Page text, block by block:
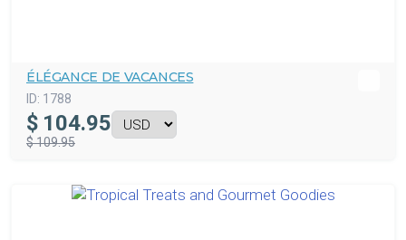
ÉLÉGANCE DE VACANCES
ID: 1788
$ 104.95
$ 109.95